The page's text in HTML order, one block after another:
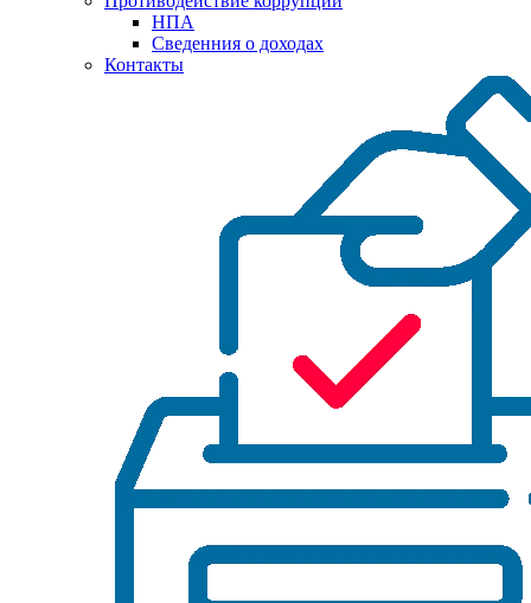
НПА
Сведенния о доходах
Контакты